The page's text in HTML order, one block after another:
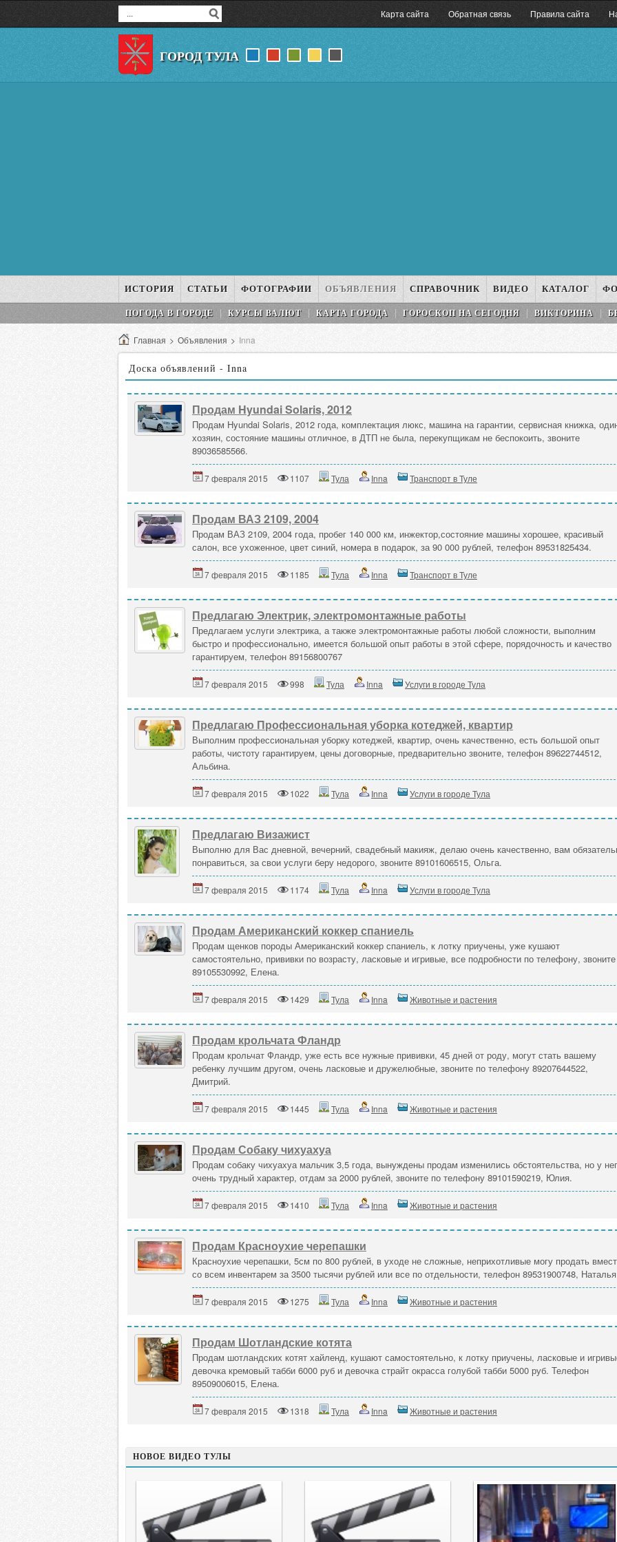
Карта сайта Обратная связь Правила сайта
ГОРОД ТУЛА
ИСТОРИЯ СТАТЬИ ФОТОГРАФИИ ОБЪЯВЛЕНИЯ СПРАВОЧНИК ВИДЕО КАТАЛОГ
ПОГОДА В ГОРОДЕ КУРСЫ ВАЛЮТ КАРТА ГОРОДА ГОРОСКОП НA СEГОДНЯ ВИКТОРИНА
Главная > Объявления > Inna
Доска объявлений - Inna
Продам Hyundai Solaris, 2012
Продам Hyundai Solaris, 2012 года, комплектация люкс, машина на гарантии, сервисная книжка,
хозяин, состояние машины отличное, в ДТП не была, перекупщикам не беспокоить, звоните
89036585566.
7 февраля 2015 1107 Тула Inna Транспорт в Туле
Продам ВАЗ 2109, 2004
Продам ВАЗ 2109, 2004 года, пробег 140 000 км, инжектор,состояние машины хорошее, красивый
салон, все ухоженное, цвет синий, номера в подарок, за 90 000 рублей, телефон 89531825434.
7 февраля 2015 1185 Тула Inna Транспорт в Туле
Предлагаю Электрик, электромонтажные работы
Предлагаем услуги электрика, а также электромонтажные работы любой сложности, выполним
быстро и профессионально, имеется большой опыт работы в этой сфере, порядочность и качество
гарантируем, телефон 89156800767
7 февраля 2015 998 Тула Inna Услуги в городе Тула
Предлагаю Профессиональная уборка котеджей, квартир
Выполним профессиональная уборку котеджей, квартир, очень качественно, есть большой опыт
работы, чистоту гарантируем, цены договорные, предварительно звоните, телефон 89622744512,
Альбина.
7 февраля 2015 1022 Тула Inna Услуги в городе Тула
Предлагаю Визажист
Выполню для Вас дневной, вечерний, свадебный макияж, делаю очень качественно, вам
понравиться, за свои услуги беру недорого, звоните 89101606515, Ольга.
7 февраля 2015 1174 Тула Inna Услуги в городе Тула
Продам Американский коккер спаниель
Продам щенков породы Американский коккер спаниель, к лотку приучены, уже кушают
самостоятельно, прививки по возрасту, ласковые и игривые, все подробности по телефону, звоните
89105530992, Елена.
7 февраля 2015 1429 Тула Inna Животные и растения
Продам крольчата Фландр
Продам крольчат Фландр, уже есть все нужные прививки, 45 дней от роду, могут стать вашему
ребенку лучшим другом, очень ласковые и дружелюбные, звоните по телефону 89207644522,
Дмитрий.
7 февраля 2015 1445 Тула Inna Животные и растения
Продам Собаку чихуахуа
Продам собаку чихуахуа мальчик 3,5 года, вынуждены продам изменились обстоятельства, но у
очень трудный характер, отдам за 2000 рублей, звоните по телефону 89101590219, Юлия.
7 февраля 2015 1410 Тула Inna Животные и растения
Продам Красноухие черепашки
Красноухие черепашки, 5см по 800 рублей, в уходе не сложные, неприхотливые могу продать
со всем инвентарем за 3500 тысячи рублей или все по отдельности, телефон 89531900748,
7 февраля 2015 1275 Тула Inna Животные и растения
Продам Шотландские котята
Продам шотландских котят хайленд, кушают самостоятельно, к лотку приучены, ласковые и
девочка кремовый табби 6000 руб и девочка страйт окрасса голубой табби 5000 руб. Телефон
89509006015, Елена.
7 февраля 2015 1318 Тула Inna Животные и растения
НОВОЕ ВИДЕО ТУЛЫ